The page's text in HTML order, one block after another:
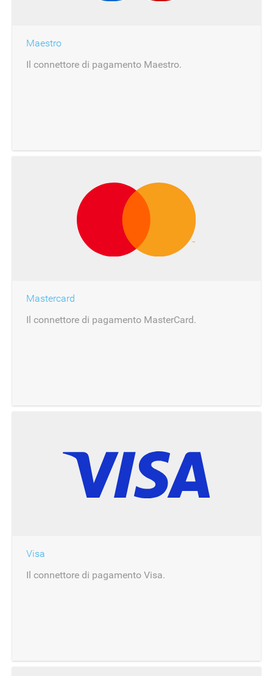
Maestro
Il connettore di pagamento Maestro.
Mastercard
Il connettore di pagamento MasterCard.
Visa
Il connettore di pagamento Visa.